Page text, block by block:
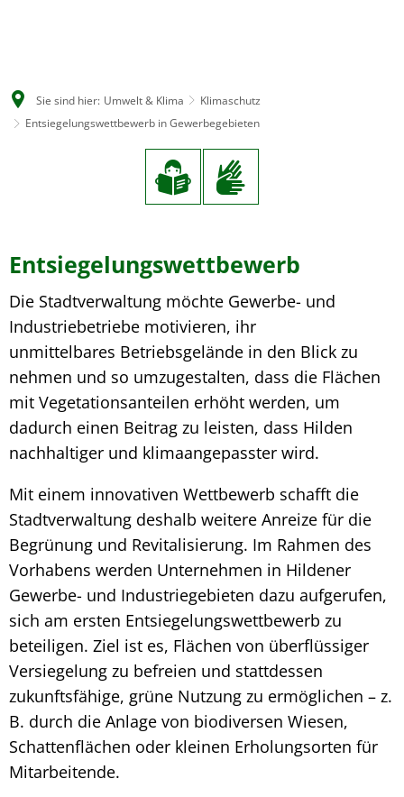
Sie sind hier: Umwelt & Klima
Klimaschutz
Entsiegelungswettbewerb in Gewerbegebieten
Entsiegelungswettbewerb
Die Stadtverwaltung möchte Gewerbe- und
Industriebetriebe motivieren, ihr
unmittelbares Betriebsgelände in den Blick zu
nehmen und so umzugestalten, dass die Flächen
mit Vegetationsanteilen erhöht werden, um
dadurch einen Beitrag zu leisten, dass Hilden
nachhaltiger und klimaangepasster wird.
Mit einem innovativen Wettbewerb schafft die
Stadtverwaltung deshalb weitere Anreize für die
Begrünung und Revitalisierung. Im Rahmen des
Vorhabens werden Unternehmen in Hildener
Gewerbe- und Industriegebieten dazu aufgerufen,
sich am ersten Entsiegelungswettbewerb zu
beteiligen. Ziel ist es, Flächen von überflüssiger
Versiegelung zu befreien und stattdessen
zukunftsfähige, grüne Nutzung zu ermöglichen – z.
B. durch die Anlage von biodiversen Wiesen,
Schattenflächen oder kleinen Erholungsorten für
Mitarbeitende.